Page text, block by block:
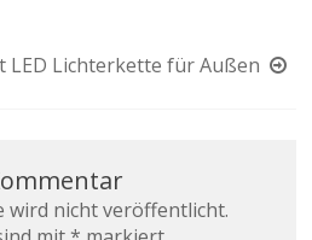
LED Lichterkette für Außen
wird nicht veröffentlicht.